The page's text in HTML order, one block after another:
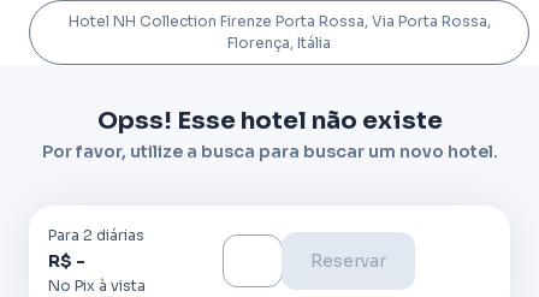
Hotel NH Collection Firenze Porta Rossa, Via Porta Rossa,
Florença, Itália
Opss! Esse hotel não existe
Por favor, utilize a busca para buscar um novo hotel.
Para 2 diárias
R$ -
No Pix à vista
Reservar